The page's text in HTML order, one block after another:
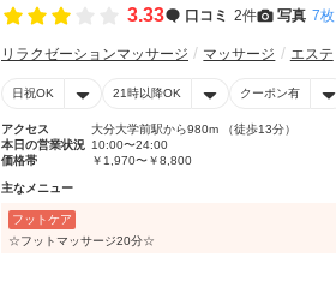
3.33 口コミ 2件 写真 7枚
リラクゼーションマッサージ マッサージ エステ
日祝OK 21時以降OK クーポン有
アクセス
大分大学前駅から980m （徒歩13分）
本日の営業状況 10:00〜24:00
価格帯
￥1,970〜￥8,800
主なメニュー
フットケア
☆フットマッサージ20分☆